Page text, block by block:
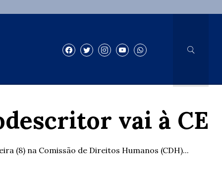
vai à CE
(8) na Comissão de Direitos Humanos (CDH)...